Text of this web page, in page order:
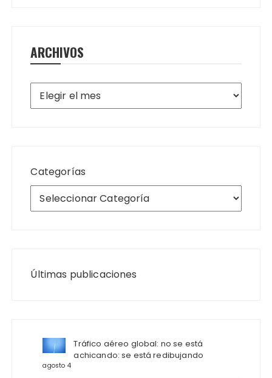
ARCHIVOS
Archivos
Categorías
Últimas publicaciones
Tráfico aéreo global: no se está
achicando: se está redibujando
agosto 4